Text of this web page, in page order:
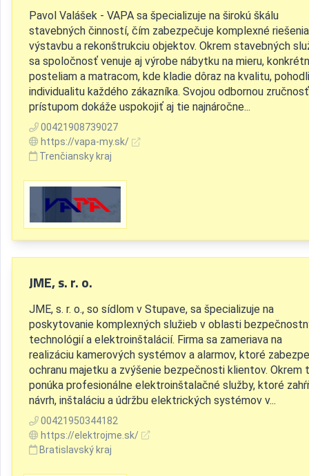
Pavol Valášek - VAPA sa špecializuje na širokú škálu
stavebných činností, čím zabezpečuje komplexné
výstavbu a rekonštrukciu objektov. Okrem stavebných
sa spoločnosť venuje aj výrobe nábytku na mieru,
posteliam a matracom, kde kladie dôraz na kvalitu,
individualitu každého zákazníka. Svojou odbornou
prístupom dokáže uspokojiť aj tie najnáročne...
00421908739027
https://vapa-my.sk/
Trenčiansky kraj
JME, s. r. o.
JME, s. r. o., so sídlom v Stupave, sa špecializuje na
poskytovanie komplexných služieb v oblasti
technológií a elektroinštalácií. Firma sa zameriava na
realizáciu kamerových systémov a alarmov, ktoré
ochranu majetku a zvýšenie bezpečnosti klientov. Okrem
ponúka profesionálne elektroinštalačné služby, ktoré
návrh, inštaláciu a údržbu elektrických systémov v...
00421950344182
https://elektrojme.sk/
Bratislavský kraj